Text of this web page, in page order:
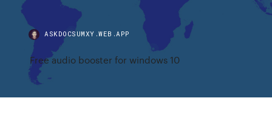
ASKDOCSUMXY.WEB.APP
Free audio booster for windows 10